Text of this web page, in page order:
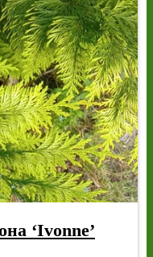
‘Ivonne’